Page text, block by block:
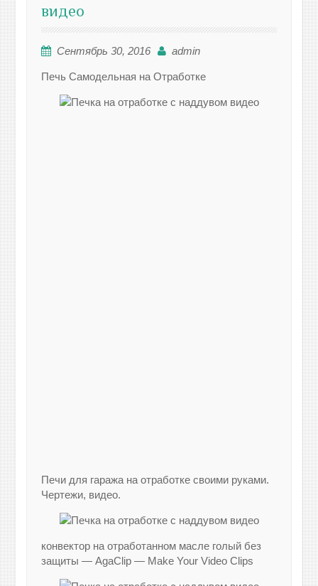
видео
Сентябрь 30, 2016 admin
Печь Самодельная на Отработке
Печи для гаража на отработке своими руками.
Чертежи, видео.
конвектор на отработанном масле голый без
защиты — AgaClip — Make Your Video Clips